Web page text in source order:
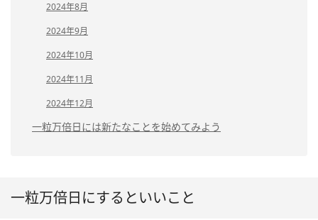
2024年8月
2024年9月
2024年10月
2024年11月
2024年12月
一粒万倍日には新たなことを始めてみよう
一粒万倍日にするといいこと